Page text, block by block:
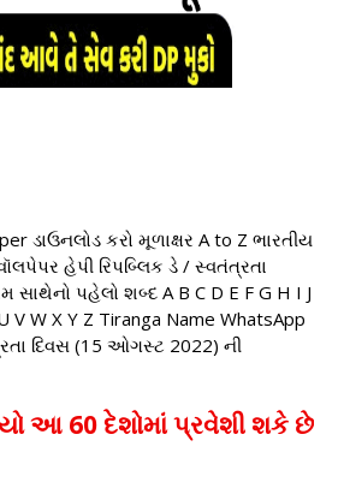
ડાઉનલોડ કરો મૂળાક્ષર A to Z ભારતીય
હેપી રિપબ્લિક ડે / સ્વતંત્રતા
સાથેનો પહેલો શબ્દ A B C D E F G H I J
V W X Y Z Tiranga Name WhatsApp
દિવસ (15 ઓગસ્ટ 2022) ની
આ 60 દેશોમાં પ્રવેશી શકે છે